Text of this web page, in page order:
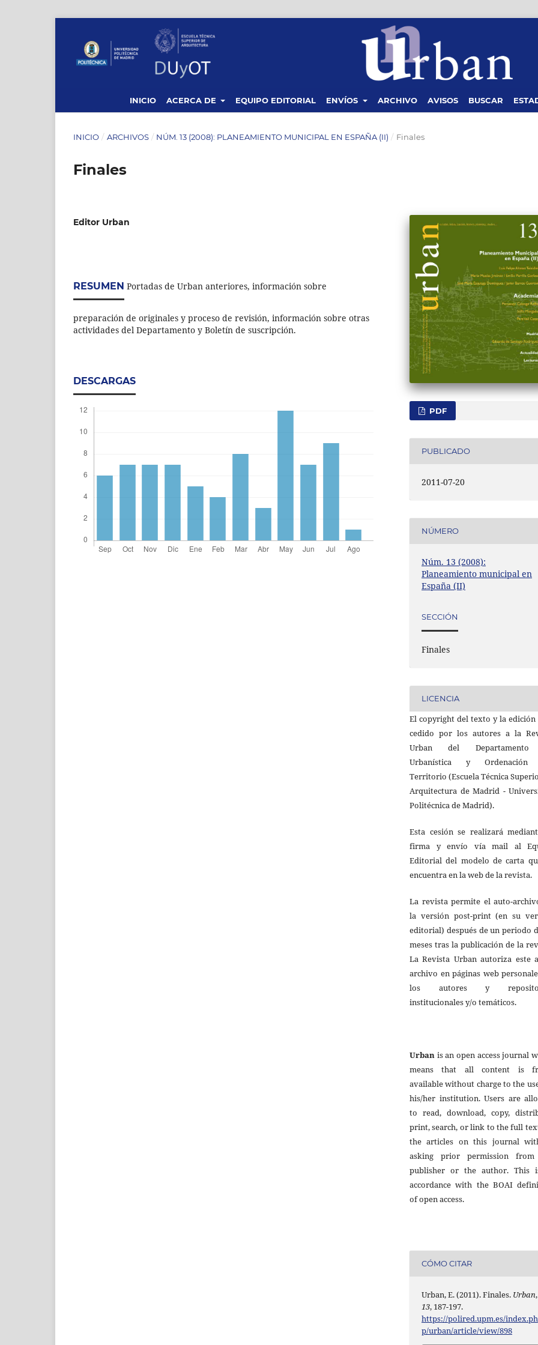
INICIO ACERCA DE EQUIPO EDITORIAL ENVÍOS ARCHIVO AVISOS BUSCAR
INICIO / ARCHIVOS / NÚM. 13 (2008): PLANEAMIENTO MUNICIPAL EN ESPAÑA (II) / Finales
Finales
Editor Urban
RESUMEN Portadas de Urban anteriores, información sobre
preparación de originales y proceso de revisión, información sobre otras
actividades del Departamento y Boletín de suscripción.
DESCARGAS
PDF
PUBLICADO
2011-07-20
NÚMERO
Núm. 13 (2008):
Planeamiento municipal en
España (II)
SECCIÓN
Finales
LICENCIA
El copyright del texto y la edición
cedido por los autores a la
Urban del
Urbanística y Ordenación
Territorio (Escuela Técnica
Arquitectura de Madrid -
Politécnica de Madrid).
Esta cesión se realizará
firma y envío vía mail al
Editorial del modelo de carta
encuentra en la web de la revista.
La revista permite el auto-
la versión post-print (en su
editorial) después de un periodo
meses tras la publicación de la
La Revista Urban autoriza este
archivo en páginas web
los autores y
institucionales y/o temáticos.
Urban is an open access journal
means that all content is
available without charge to the
his/her institution. Users are
to read, download, copy,
print, search, or link to the full
the articles on this journal
asking prior permission
publisher or the author. This
accordance with the BOAI
of open access.
CÓMO CITAR
Urban, E. (2011). Finales. Urban,
13, 187-197.
https://polired.upm.es/index.ph
p/urban/article/view/898